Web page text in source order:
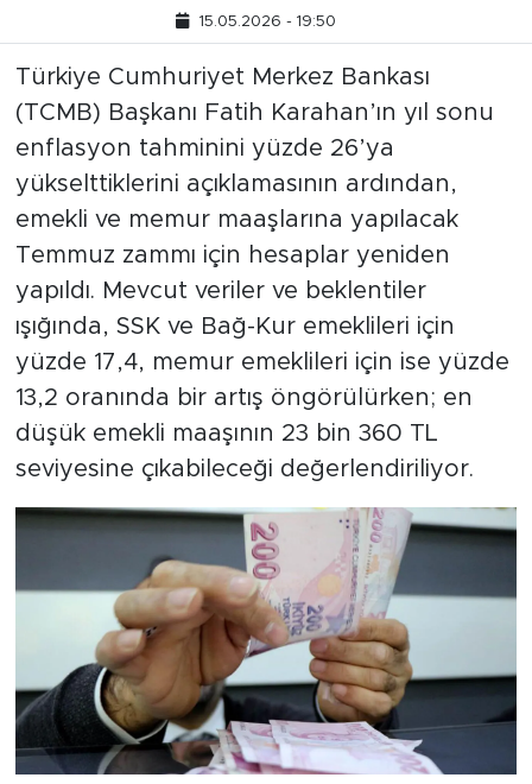
15.05.2026 - 19:50
Türkiye Cumhuriyet Merkez Bankası
(TCMB) Başkanı Fatih Karahan’ın yıl sonu
enflasyon tahminini yüzde 26’ya
yükselttiklerini açıklamasının ardından,
emekli ve memur maaşlarına yapılacak
Temmuz zammı için hesaplar yeniden
yapıldı. Mevcut veriler ve beklentiler
ışığında, SSK ve Bağ-Kur emeklileri için
yüzde 17,4, memur emeklileri için ise yüzde
13,2 oranında bir artış öngörülürken; en
düşük emekli maaşının 23 bin 360 TL
seviyesine çıkabileceği değerlendiriliyor.